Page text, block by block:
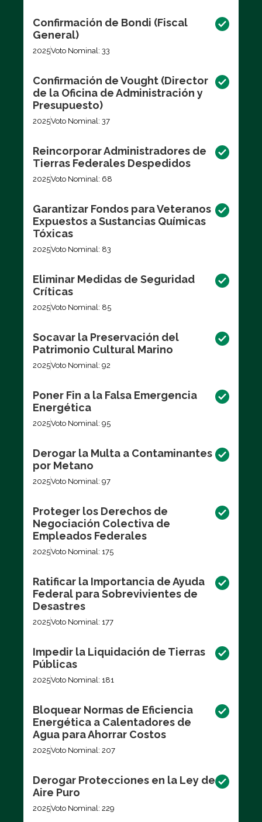
Confirmación de Bondi (Fiscal
General)
2025Voto Nominal: 33
Confirmación de Vought (Director
de la Oficina de Administración y
Presupuesto)
2025Voto Nominal: 37
Reincorporar Administradores de
Tierras Federales Despedidos
2025Voto Nominal: 68
Garantizar Fondos para Veteranos
Expuestos a Sustancias Químicas
Tóxicas
2025Voto Nominal: 83
Eliminar Medidas de Seguridad
Críticas
2025Voto Nominal: 85
Socavar la Preservación del
Patrimonio Cultural Marino
2025Voto Nominal: 92
Poner Fin a la Falsa Emergencia
Energética
2025Voto Nominal: 95
Derogar la Multa a Contaminantes
por Metano
2025Voto Nominal: 97
Proteger los Derechos de
Negociación Colectiva de
Empleados Federales
2025Voto Nominal: 175
Ratificar la Importancia de Ayuda
Federal para Sobrevivientes de
Desastres
2025Voto Nominal: 177
Impedir la Liquidación de Tierras
Públicas
2025Voto Nominal: 181
Bloquear Normas de Eficiencia
Energética a Calentadores de
Agua para Ahorrar Costos
2025Voto Nominal: 207
Derogar Protecciones en la Ley de
Aire Puro
2025Voto Nominal: 229